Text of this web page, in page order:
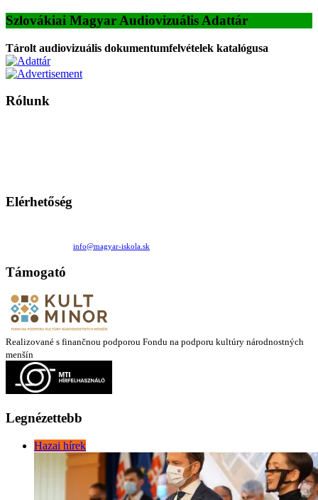
Szlovákiai Magyar Audiovizuális Adattár
Tárolt audiovizuális dokumentumfelvételek katalógusa
Rólunk
Elérhetőség
info@magyar-iskola.sk
Támogató
Realizované s finančnou podporou Fondu na podporu kultúry národnostných
menšín
Legnézettebb
Hazai hírek